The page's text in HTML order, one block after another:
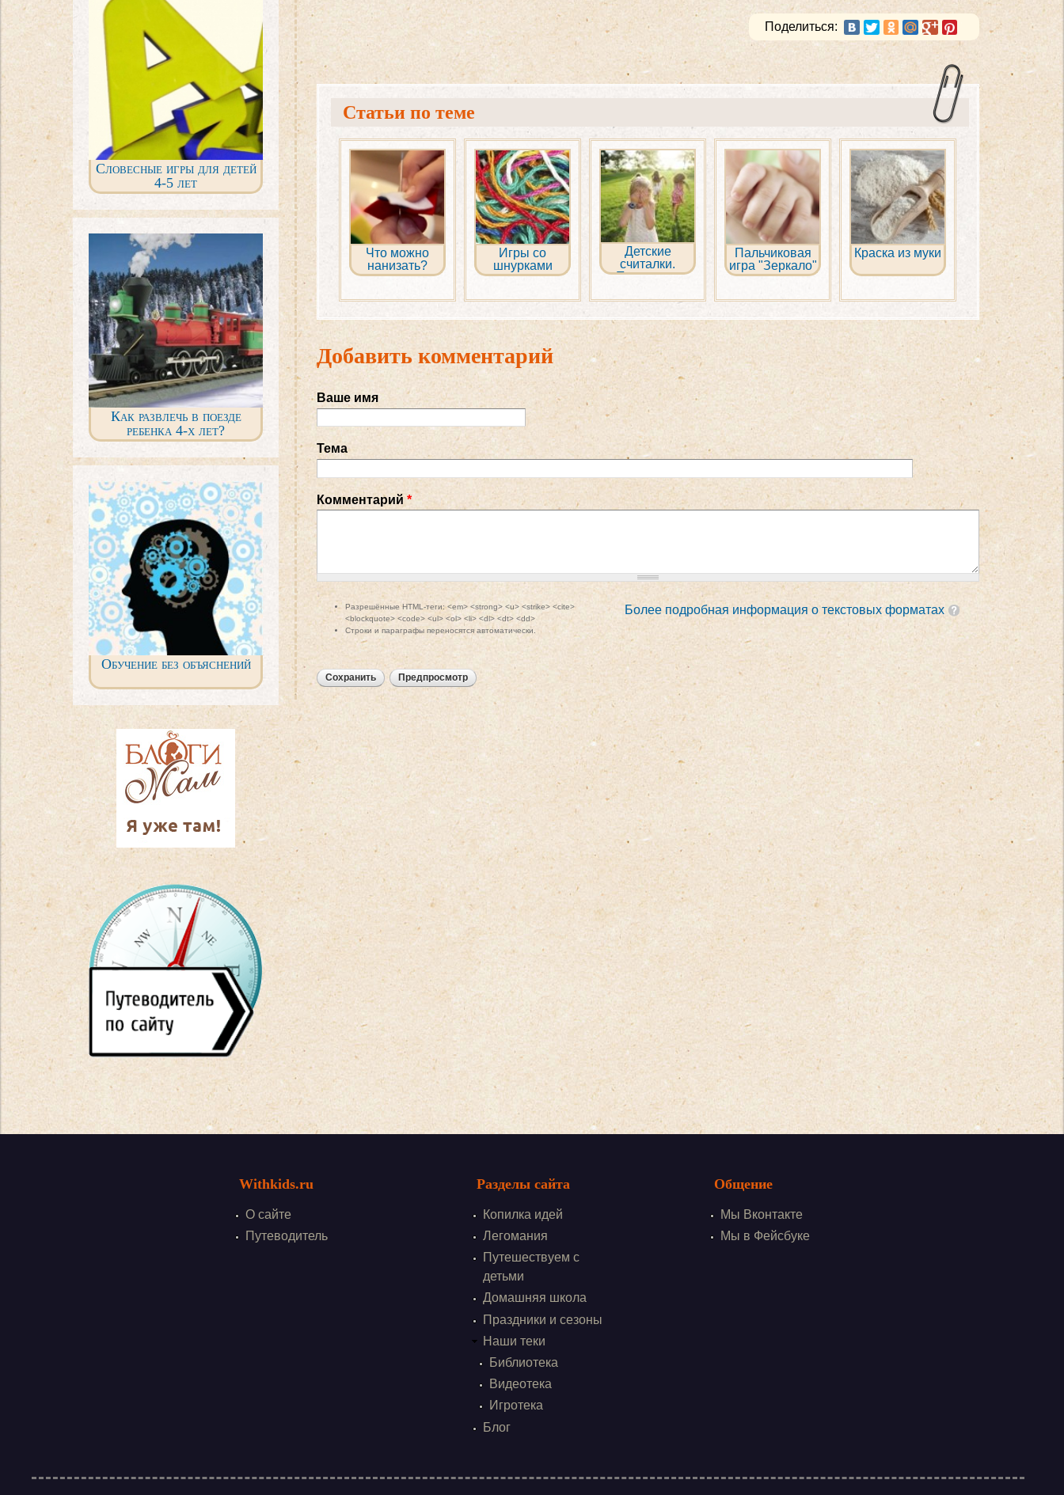
Словесные игры для детей
4-5 лет
Как развлечь в поезде
ребенка 4-х лет?
Обучение без объяснений
Поделиться:
Статьи по теме
Что можно
нанизать?
Игры со
шнурками
Детские
считалки.
Постоянно
коллекция
Пальчиковая
игра "Зеркало"
Краска из муки
Добавить комментарий
Ваше имя
Тема
Комментарий *
Более подробная информация о текстовых форматах
Разрешённые HTML-теги: <em> <strong> <u> <strike> <cite>
<blockquote> <code> <ul> <ol> <li> <dl> <dt> <dd>
Строки и параграфы переносятся автоматически.
Withkids.ru
О сайте
Путеводитель
Разделы сайта
Копилка идей
Легомания
Путешествуем с
детьми
Домашняя школа
Праздники и сезоны
Наши теки
Библиотека
Видеотека
Игротека
Блог
Общение
Мы Вконтакте
Мы в Фейсбуке